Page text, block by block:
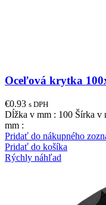
Oceľová krytka
€0.93 s DPH
Dĺžka v mm : 100 Šírka v
mm :
Pridať do nákupného
Pridať do košíka
Rýchly náhľad